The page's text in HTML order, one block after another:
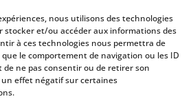
nous utilisons des technologies
stocker et/ou accéder aux informations des
à ces technologies nous permettra de
le comportement de navigation ou les ID
de ne pas consentir ou de retirer son
effet négatif sur certaines